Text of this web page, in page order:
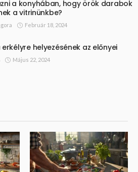
a konyhában, hogy örök darabok
a vitrinünkbe?
Február 18, 2024
helyezésének az előnyei
Május 22, 2024